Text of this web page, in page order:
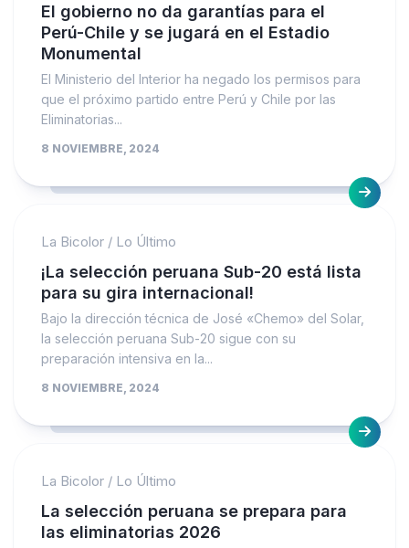
El gobierno no da garantías para el
Perú-Chile y se jugará en el Estadio
Monumental
El Ministerio del Interior ha negado los permisos para
que el próximo partido entre Perú y Chile por las
Eliminatorias...
8 NOVIEMBRE, 2024
La Bicolor / Lo Último
¡La selección peruana Sub-20 está lista
para su gira internacional!
Bajo la dirección técnica de José «Chemo» del Solar,
la selección peruana Sub-20 sigue con su
preparación intensiva en la...
8 NOVIEMBRE, 2024
La Bicolor / Lo Último
La selección peruana se prepara para
las eliminatorias 2026